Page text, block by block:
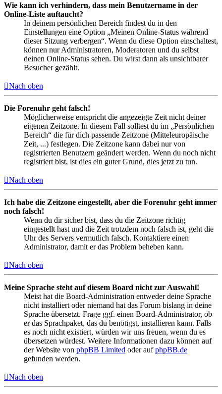
Wie kann ich verhindern, dass mein Benutzername in der
Online-Liste auftaucht?
In deinem persönlichen Bereich findest du in den
Einstellungen eine Option „Meinen Online-Status während
dieser Sitzung verbergen“. Wenn du diese Option einschaltest,
können nur Administratoren, Moderatoren und du selbst
deinen Online-Status sehen. Du wirst dann als unsichtbarer
Besucher gezählt.
Nach oben
Die Forenuhr geht falsch!
Möglicherweise entspricht die angezeigte Zeit nicht deiner
eigenen Zeitzone. In diesem Fall solltest du im „Persönlichen
Bereich“ die für dich passende Zeitzone (Mitteleuropäische
Zeit, ...) festlegen. Die Zeitzone kann dabei nur von
registrierten Benutzern geändert werden. Wenn du noch nicht
registriert bist, ist dies ein guter Grund, dies jetzt zu tun.
Nach oben
Ich habe die Zeitzone eingestellt, aber die Forenuhr geht immer
noch falsch!
Wenn du dir sicher bist, dass du die Zeitzone richtig
eingestellt hast und die Zeit trotzdem noch falsch ist, geht die
Uhr des Servers vermutlich falsch. Kontaktiere einen
Administrator, damit er das Problem beheben kann.
Nach oben
Meine Sprache steht auf diesem Board nicht zur Auswahl!
Meist hat die Board-Administration entweder deine Sprache
nicht installiert oder niemand hat das Forum bislang in deine
Sprache übersetzt. Frage ggf. einen Board-Administrator, ob
er das Sprachpaket, das du benötigst, installieren kann. Falls
es noch nicht existiert, würden wir uns freuen, wenn du es
übersetzen würdest. Weitere Informationen dazu können auf
der Website von phpBB Limited oder aufphpBB.de
gefunden werden.
Nach oben